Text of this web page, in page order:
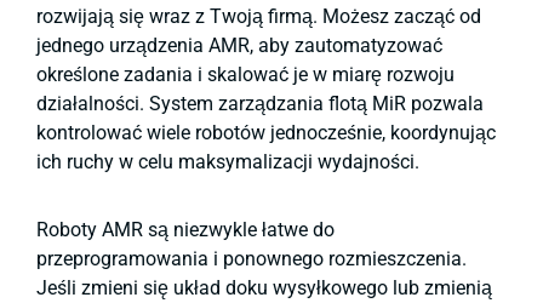
rozwijają się wraz z Twoją firmą. Możesz zacząć od
jednego urządzenia AMR, aby zautomatyzować
określone zadania i skalować je w miarę rozwoju
działalności. System zarządzania flotą MiR pozwala
kontrolować wiele robotów jednocześnie, koordynując
ich ruchy w celu maksymalizacji wydajności.
Roboty AMR są niezwykle łatwe do
przeprogramowania i ponownego rozmieszczenia.
Jeśli zmieni się układ doku wysyłkowego lub zmienią